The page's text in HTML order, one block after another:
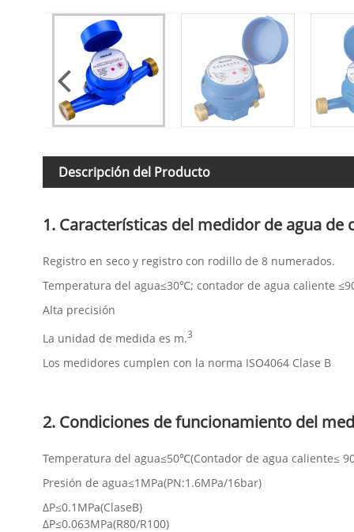
Descripción del Producto
1. Características del medidor de agua
Registro en seco y registro con rodillo de 8 numerados.
Temperatura del agua≤30℃; contador de agua caliente
Alta precisión
La unidad de medida es m.3
Los medidores cumplen con la norma ISO4064 Clase B
2. Condiciones de funcionamiento del
Temperatura del agua≤50℃(Contador de agua caliente≤
Presión de agua≤1MPa(PN:1.6MPa/16bar)
ΔP≤0.1MPa(ClaseB)
ΔP≤0.063MPa(R80/R100)